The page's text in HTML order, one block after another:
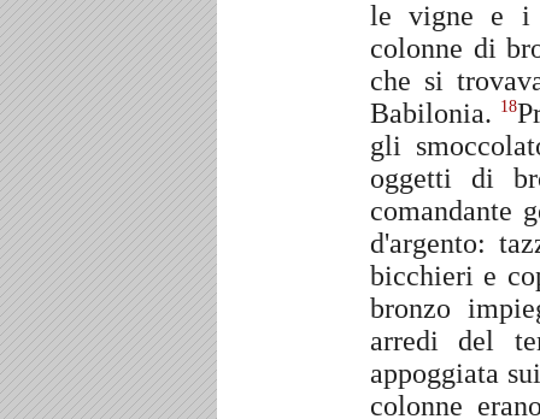
le vigne e
colonne di
che si
Babilonia. 18
gli
oggetti di
comandante
d'argento:
bicchieri e
bronzo
arredi del
appoggiata
colonne